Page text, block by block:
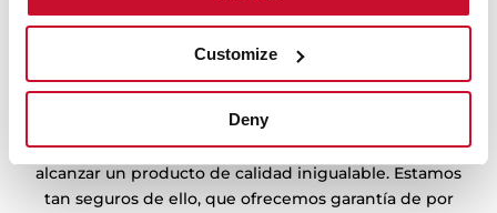
Customize
Deny
Fregaderos con Lifetime Warranty
Fabricados con material de la mayor durabilidad, y
sometidos a infinidad de test de resistencia, para
alcanzar un producto de calidad inigualable. Estamos
tan seguros de ello, que ofrecemos garantía de por